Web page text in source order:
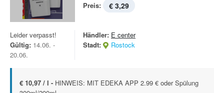
Preis: € 3,29
Leider verpasst!
Gültig: 14.06. -
20.06.
Händler: E center
Stadt:
Rostock
€ 10,97 / l - HINWEIS: MIT EDEKA APP 2.99 € oder Spülung